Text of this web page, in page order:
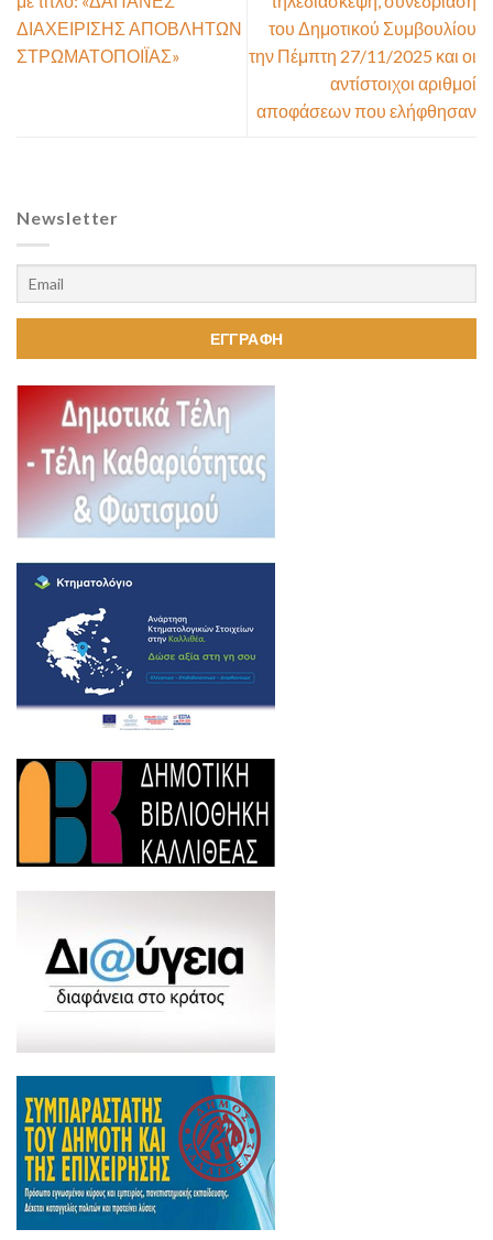
ΔΙΑΧΕΙΡΙΣΗΣ ΑΠΟΒΛΗΤΩΝ
ΣΤΡΩΜΑΤΟΠΟΙΪΑΣ»
του Δημοτικού Συμβουλίου
την Πέμπτη 27/11/2025 και οι
αντίστοιχοι αριθμοί
αποφάσεων που ελήφθησαν
Newsletter